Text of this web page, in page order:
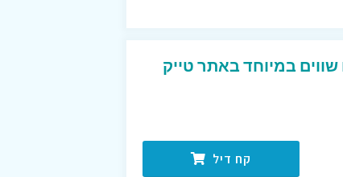
שווים במיוחד באתר טייק
קח דיל